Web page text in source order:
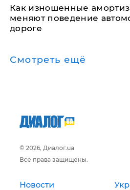
Как изношенные
меняют поведение
дороге
Смотреть ещё
© 2026, Диалог.ua
Все права защищены.
Новости